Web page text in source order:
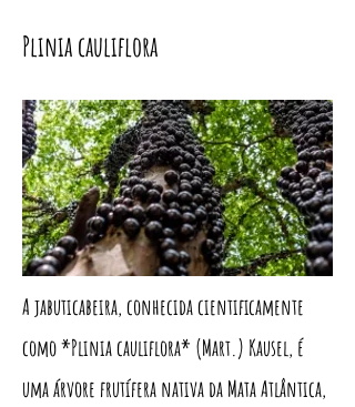
Plinia cauliflora
A jabuticabeira, conhecida cientificamente
como *Plinia cauliflora* (Mart.) Kausel, é
uma árvore frutífera nativa da Mata Atlântica,